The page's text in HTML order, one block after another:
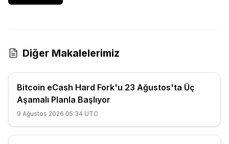
Diğer Makalelerimiz
Bitcoin eCash Hard Fork'u 23 Ağustos'ta Üç
Aşamalı Planla Başlıyor
9 Ağustos 2026 05:34 UTC